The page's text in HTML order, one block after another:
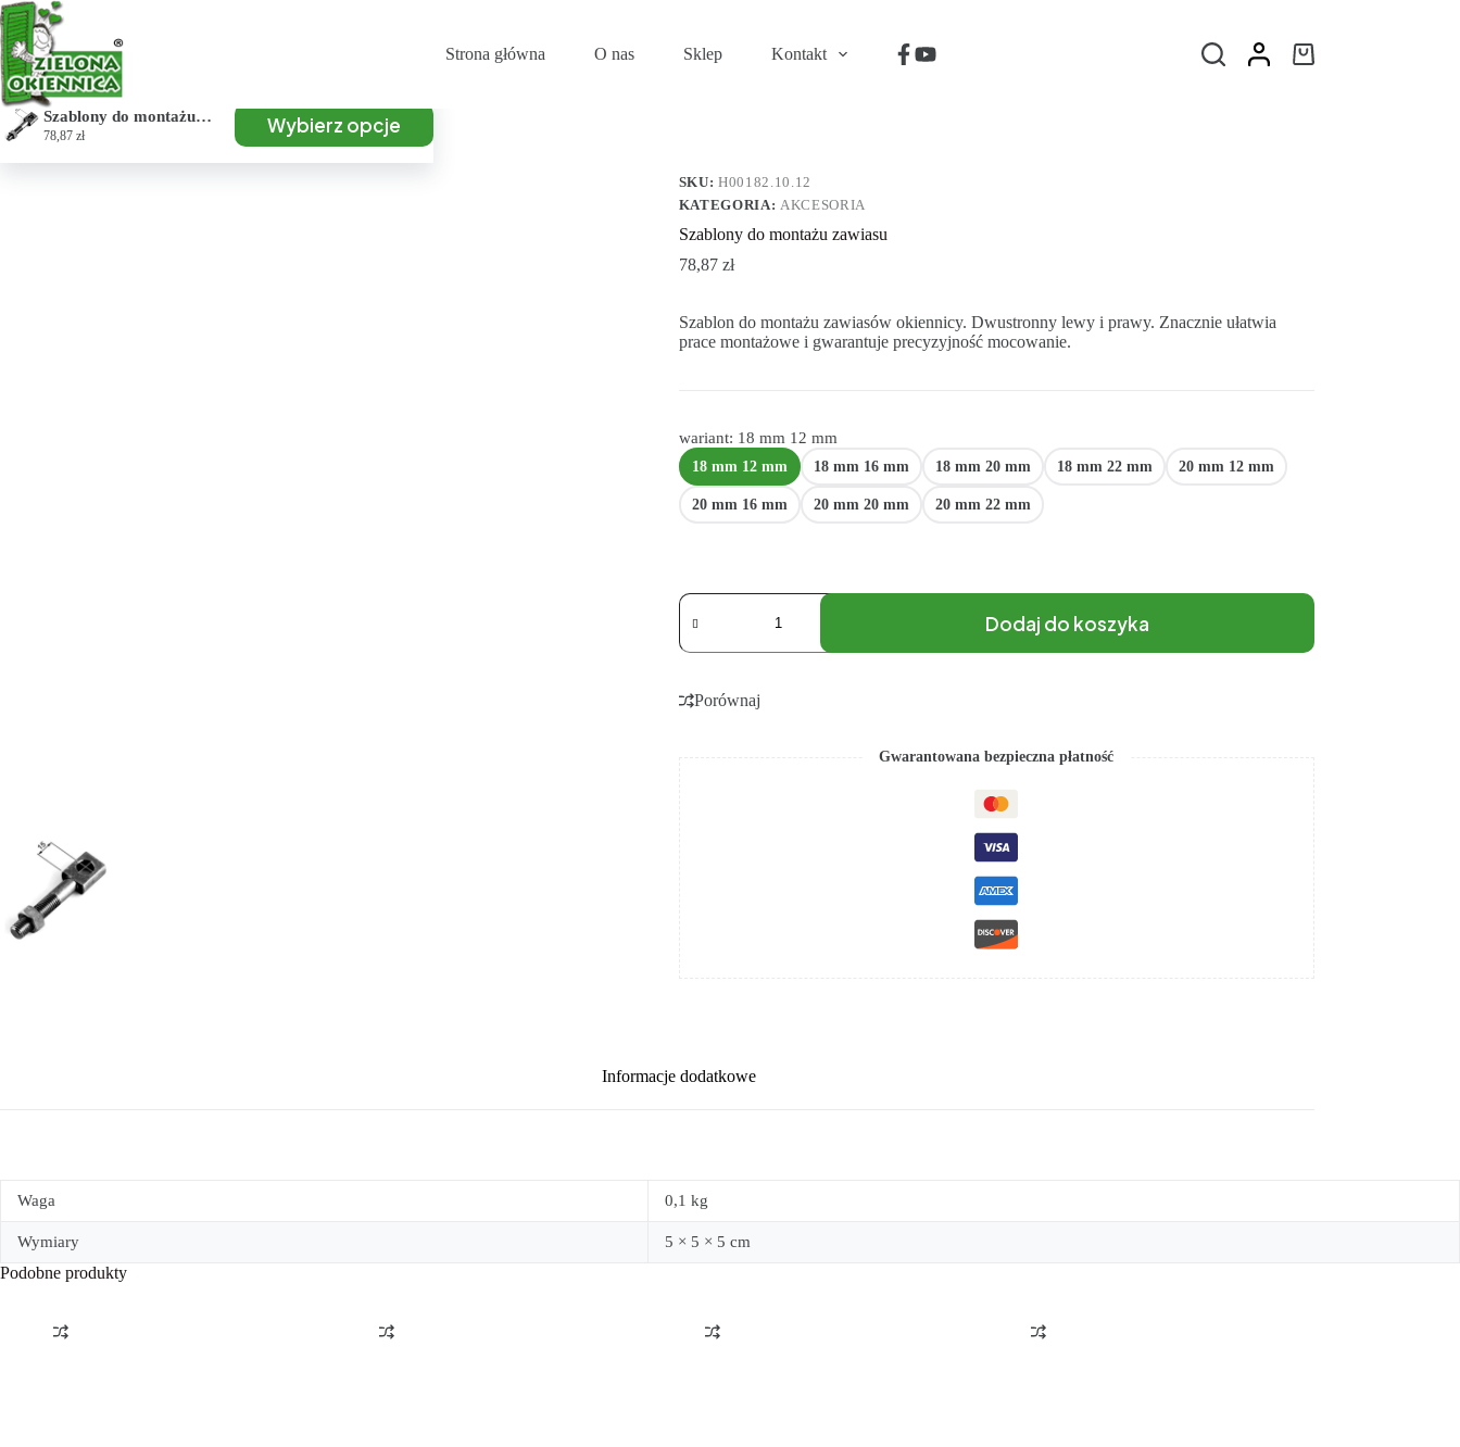
Szablony do montażu zawiasu
78,87 zł Wybierz opcje
Strona główna O nas Sklep Kontakt
SKU:H00182.10.12
KATEGORIA: AKCESORIA
Szablony do montażu zawiasu
78,87 zł
Szablon do montażu zawiasów okiennicy. Dwustronny lewy i prawy. Znacznie ułatwia
prace montażowe i gwarantuje precyzyjność mocowanie.
wariant: 18 mm 12 mm
18 mm 12 mm 18 mm 16 mm 18 mm 20 mm 18 mm 22 mm 20 mm 12 mm
20 mm 16 mm 20 mm 20 mm 20 mm 22 mm
Dodaj do koszyka
Porównaj
Gwarantowana bezpieczna płatność
Informacje dodatkowe
Waga 0,1 kg
Wymiary 5 × 5 × 5 cm
Podobne produkty